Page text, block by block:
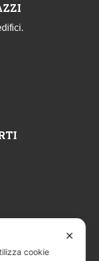
✕
cookie